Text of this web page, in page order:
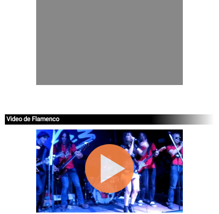
Video de Flamenco